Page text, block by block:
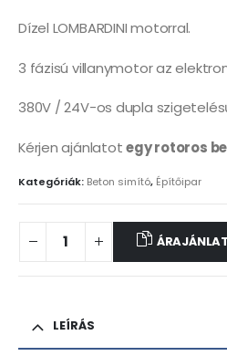
Dízel LOMBARDINI motorral.
3 fázisú villanymotor az
380V / 24V-os dupla
Kérjen ajánlatotegy rotoros
Kategóriák: Beton simító, Építőipar
LEÍRÁS